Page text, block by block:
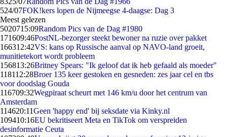
524/07FOK!kers lopen de Nijmeegse 4-daagse: Dag 3
Meest gelezen
5020715:09Random Pics van de Dag #1980
171609:46PostNL-bezorger steekt bewoner na ruzie over pakket
166312:42VS: kans op Russische aanval op NAVO-land groeit,
munitietekort wordt probleem
156813:26Britney Spears: "Ik geloof dat ik heb gefaald als moeder"
118112:28Broer 135 keer gestoken en gesneden: zes jaar cel en tbs
voor doodslag Gouda
116709:32Wegpiraat scheurt met 146 km/u door het centrum van
Amsterdam
114620:11Geen 'happy end' bij seksdate via Kinky.nl
109410:16EU bekritiseert Meta en TikTok om verspreiden
desinformatie Ceuta